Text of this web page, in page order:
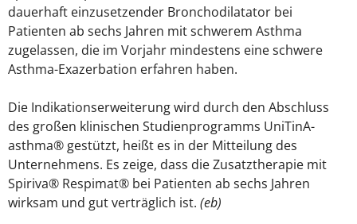
dauerhaft einzusetzender Bronchodilatator bei
Patienten ab sechs Jahren mit schwerem Asthma
zugelassen, die im Vorjahr mindestens eine schwere
Asthma-Exazerbation erfahren haben.
Die Indikationserweiterung wird durch den Abschluss
des großen klinischen Studienprogramms UniTinA-
asthma® gestützt, heißt es in der Mitteilung des
Unternehmens. Es zeige, dass die Zusatztherapie mit
Spiriva® Respimat® bei Patienten ab sechs Jahren
wirksam und gut verträglich ist. (eb)